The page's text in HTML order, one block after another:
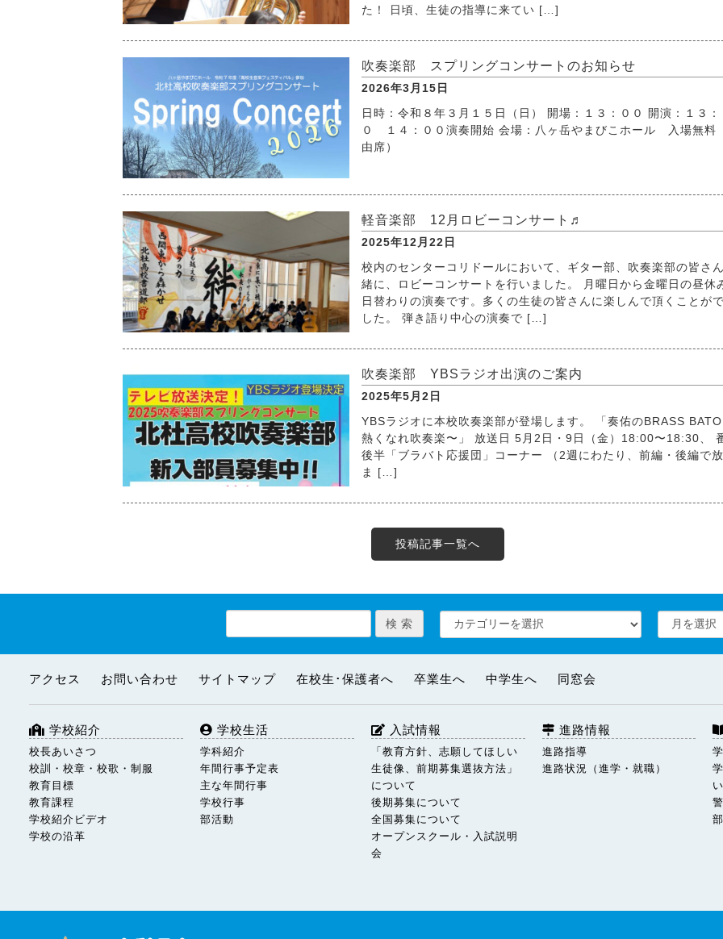
た！ 日頃、生徒の指導に来てい […]
吹奏楽部 スプリングコンサートのお知らせ
2026年3月15日
日時：令和８年３月１５日（日） 開場：１３：００ 開演：１３：
０ １４：００演奏開始 会場：八ヶ岳やまびこホール 入場無料
由席）
軽音楽部 12月ロビーコンサート♬
2025年12月22日
校内のセンターコリドールにおいて、ギター部、吹奏楽部の皆さ
緒に、ロビーコンサートを行いました。 月曜日から金曜日の昼休
日替わりの演奏です。多くの生徒の皆さんに楽しんで頂くことが
した。 弾き語り中心の演奏で […]
吹奏楽部 YBSラジオ出演のご案内
2025年5月2日
YBSラジオに本校吹奏楽部が登場します。 「奏佑のBRASS
熱くなれ吹奏楽〜」 放送日 5月2日・9日（金）18:00〜18:30、
後半「ブラバト応援団」コーナー （2週にわたり、前編・後編で
ま […]
投稿記事一覧へ
アクセス お問い合わせ サイトマップ 在校生･保護者へ 卒業生へ 中学生へ 同窓会
学校紹介
校長あいさつ
校訓・校章・校歌・制服
教育目標
教育課程
学校紹介ビデオ
学校の沿革
学校生活
学科紹介
年間行事予定表
主な年間行事
学校行事
部活動
入試情報
「教育方針、志願してほしい
生徒像、前期募集選抜方法」
について
後期募集について
全国募集について
オープンスクール・入試説明
会
進路情報
進路指導
進路状況（進学・就職）